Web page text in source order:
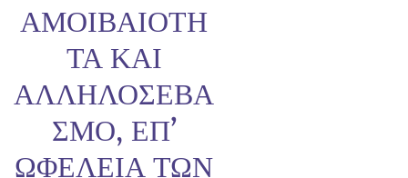
ΑΜΟΙΒΑΙΌΤΗ
ΤΑ ΚΑΙ
ΑΛΛΗΛΟΣΕΒΑ
ΣΜΌ, ΕΠ’
ΩΦΕΛΕΊΑ ΤΩΝ